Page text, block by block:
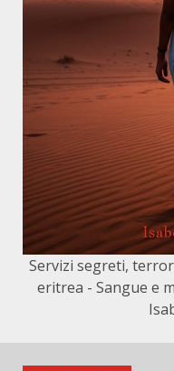
Servizi segreti,
eritrea - Sangue e